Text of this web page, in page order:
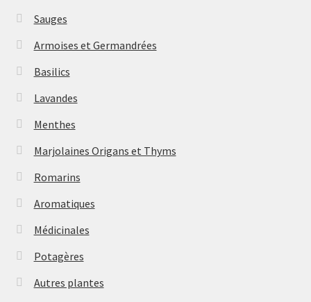
Sauges
Armoises et Germandrées
Basilics
Lavandes
Menthes
Marjolaines Origans et Thyms
Romarins
Aromatiques
Médicinales
Potagères
Autres plantes